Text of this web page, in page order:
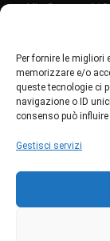
Per fornire le migliori
memorizzare e/o
queste tecnologie ci
navigazione o ID
consenso può
Gestisci servizi
Via Savona 110
36040 Torri di
Links
Chi siamo
Cookie policy